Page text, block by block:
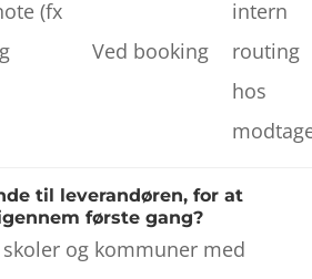
(fx
Ved booking
intern
routing
hos
til leverandøren, for at
første gang?
og kommuner med